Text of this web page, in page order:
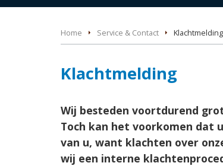
Home Service & Contact Klachtmelding
Klachtmelding
Wij besteden voortdurend
Toch kan het voorkomen dat
van u, want klachten over
wij een interne